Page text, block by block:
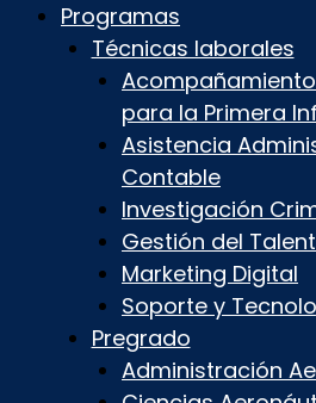
Programas
Técnicas laborales
para la Primera
Asistencia
Contable
Investigación
Gestión del
Marketing Digital
Soporte y
Pregrado
Administración